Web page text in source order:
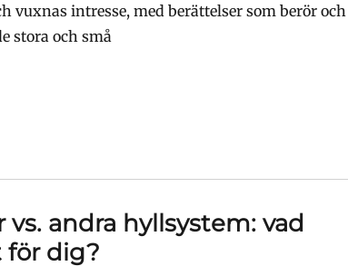
vuxnas intresse, med berättelser som berör och
stora och små
andra hyllsystem: vad
för dig?